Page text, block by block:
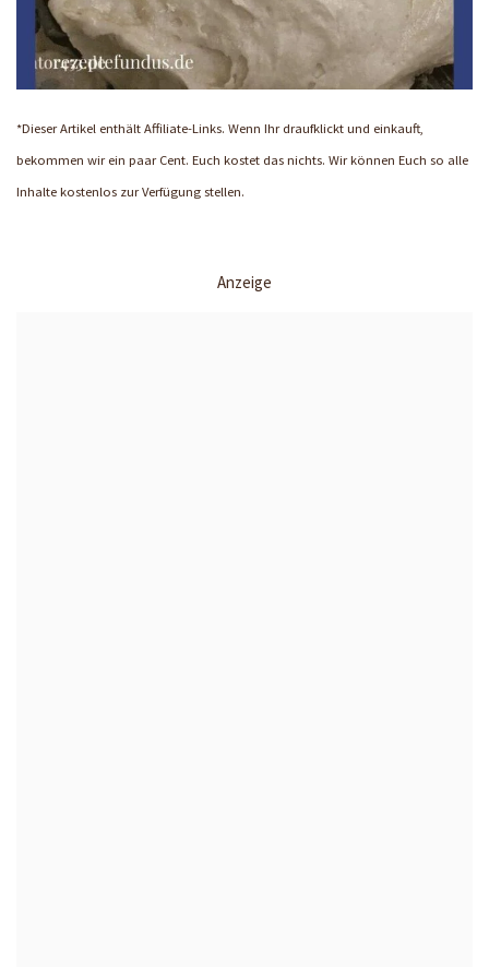
*Dieser Artikel enthält Affiliate-Links. Wenn Ihr draufklickt und einkauft,
bekommen wir ein paar Cent. Euch kostet das nichts. Wir können Euch so alle
Inhalte kostenlos zur Verfügung stellen.
Anzeige